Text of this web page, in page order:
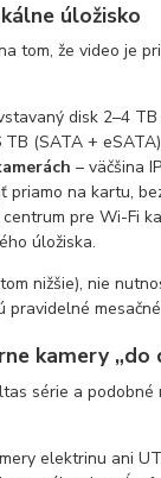
úložisko
tom, že video je
disk 2–4
(SATA +
– väčšina
priamo na kartu,
pre Wi-Fi
úložiska.
nižšie), nie
pravidelné
kamery „do
série a podobné
elektrinu ani